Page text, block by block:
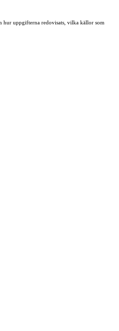
hur uppgifterna redovisats, vilka källor som